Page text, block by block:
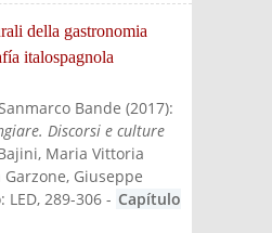
della gastronomia
italospagnola
Bande (2017):
Discorsi e culture
Maria Vittoria
Giuseppe
LED, 289-306 - Capítulo